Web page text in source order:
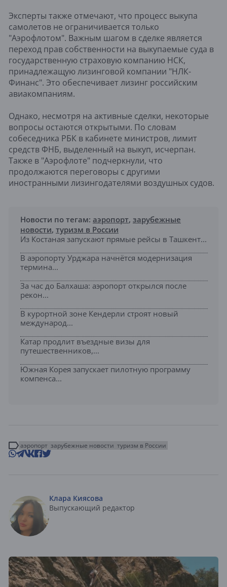
Эксперты также отмечают, что процесс выкупа
самолетов не ограничивается только
"Аэрофлотом". Важным шагом в сделке является
переход прав собственности на выкупаемые суда в
государственную страховую компанию НСК,
принадлежащую лизинговой компании "НЛК-
Финанс". Это обеспечивает лизинг российским
авиакомпаниям.
Однако, несмотря на активные сделки, некоторые
вопросы остаются открытыми. По словам
собеседника РБК в кабинете министров, лимит
средств ФНБ, выделенный на выкуп, исчерпан.
Также в "Аэрофлоте" подчеркнули, что
продолжаются переговоры с другими
иностранными лизингодателями воздушных судов.
Новости по тегам: аэропорт, зарубежные
новости, туризм в России
Из Костаная запускают прямые рейсы в Ташкент...
В аэропорту Урджара начнётся модернизация
термина...
За час до Балхаша: аэропорт открылся после
рекон...
В курортной зоне Кендерли строят новый
международ...
Катар продлит въездные визы для
путешественников,...
Южная Корея запускает пилотную программу
компенса...
аэропорт зарубежные новости туризм в России
Клара Киясова
Выпускающий редактор